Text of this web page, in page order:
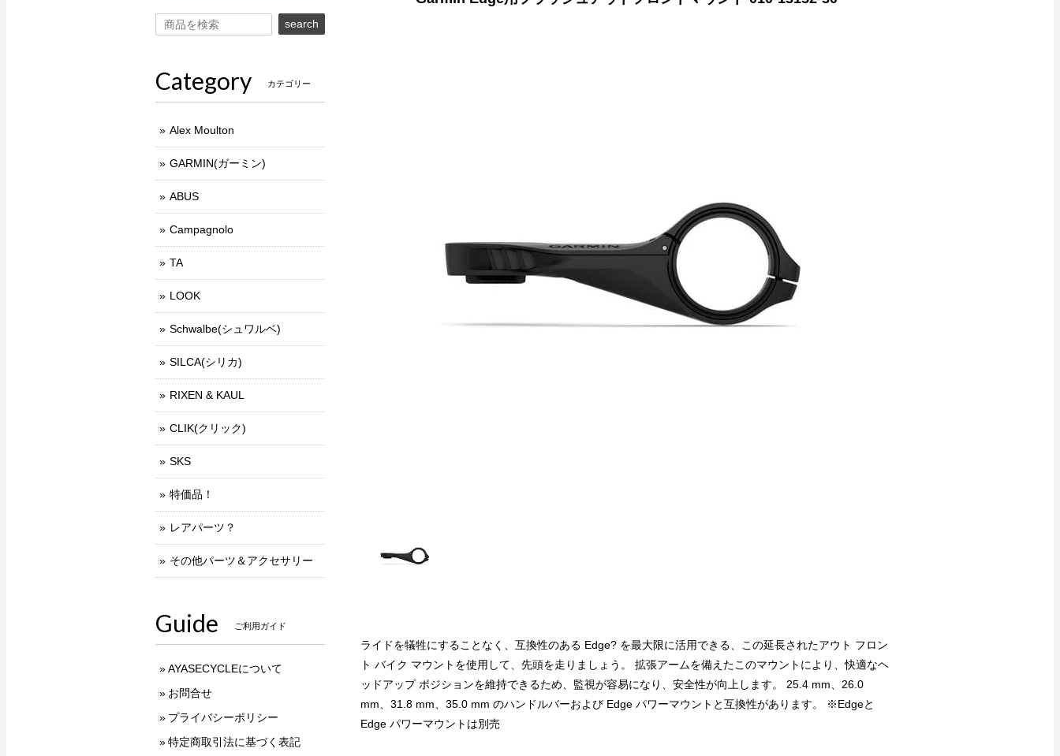
ライドを犠牲にすることなく、互換性のある Edge? を最大限に活用できる、この延長されたアウト フロン
ト バイク マウントを使用して、先頭を走りましょう。 拡張アームを備えたこのマウントにより、快適なヘ
ッドアップ ポジションを維持できるため、監視が容易になり、安全性が向上します。 25.4 mm、26.0
mm、31.8 mm、35.0 mm のハンドルバーおよび Edge パワーマウントと互換性があります。 ※Edgeと
Edge パワーマウントは別売
search
Category カテゴリー
Alex Moulton
GARMIN(ガーミン)
ABUS
Campagnolo
TA
LOOK
Schwalbe(シュワルベ)
SILCA(シリカ)
RIXEN & KAUL
CLIK(クリック)
SKS
特価品！
レアパーツ？
その他パーツ＆アクセサリー
Guide ご利用ガイド
AYASECYCLEについて
お問合せ
プライバシーポリシー
特定商取引法に基づく表記